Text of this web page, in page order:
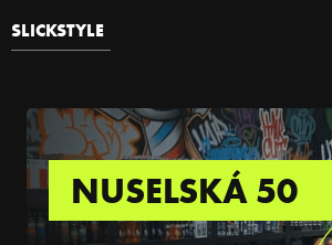
SLICKSTYLE
NUSELSKÁ 50